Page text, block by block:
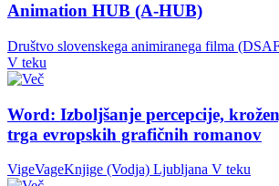
Animation HUB (A-HUB)
Društvo slovenskega animiranega filma
V teku
Word: Izboljšanje percepcije,
trga evropskih grafičnih romanov
VigeVageKnjige (Vodja) Ljubljana V teku